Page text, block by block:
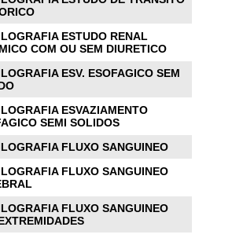
ESTUDO RENAL
COM OU SEM DIURETICO
ESV. ESOFAGICO SEM
ESVAZIAMENTO
SEMI SOLIDOS
FLUXO SANGUINEO
FLUXO SANGUINEO
FLUXO SANGUINEO